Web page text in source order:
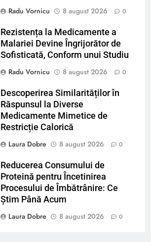
Radu Vornicu
8 august 2026 0
Rezistența la Medicamente a
Malariei Devine Îngrijorător de
Sofisticată, Conform unui Studiu
Radu Vornicu
8 august 2026 0
Descoperirea Similarităților în
Răspunsul la Diverse
Medicamente Mimetice de
Restricție Calorică
Laura Dobre
8 august 2026 0
Reducerea Consumului de
Proteină pentru Încetinirea
Procesului de Îmbătrânire: Ce
Știm Până Acum
Laura Dobre
8 august 2026 0